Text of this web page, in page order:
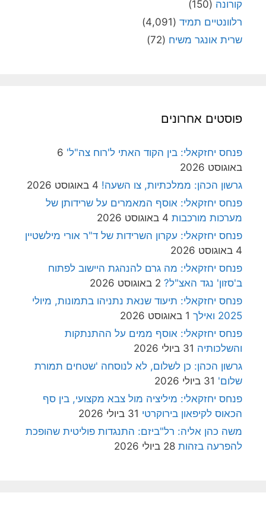
קורונה (150)
רלוונטיים תמיד (4,091)
שרית אונגר משיח (72)
פוסטים אחרונים
פנחס יחזקאלי: בין הקוד האתי ל'רוח צה"ל' 6
באוגוסט 2026
גרשון הכהן: ממלכתיות, צו השעה! 4 באוגוסט 2026
פנחס יחזקאלי: אוסף המאמרים על שרידותן של
מערכות מורכבות 4 באוגוסט 2026
פנחס יחזקאלי: עקרון השרידות של ד"ר אורי מילשטיין
4 באוגוסט 2026
פנחס יחזקאלי: מה גרם להנהגת היישוב לפתוח
ב'סזון' נגד האצ"ל? 2 באוגוסט 2026
פנחס יחזקאלי: תיעוד שנאת נתניהו בתמונות, מיולי
2025 ואילך
1 באוגוסט 2026
פנחס יחזקאלי: אוסף ממים על ההתנתקות
והשלכותיה 31 ביולי 2026
גרשון הכהן: כן לשלום, לא לנוסחה 'שטחים תמורת
שלום' 31 ביולי 2026
פנחס יחזקאלי: מיליציה מול צבא מקצועי, בין סף
הכאוס לקיפאון בירוקרטי 31 ביולי 2026
משה כהן אליה: רל"ביזם: התנגדות פוליטית שהופכת
להפרעה בזהות 28 ביולי 2026